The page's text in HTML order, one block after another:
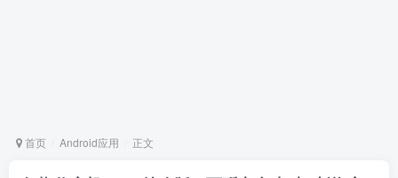
首页 Android应用 正文